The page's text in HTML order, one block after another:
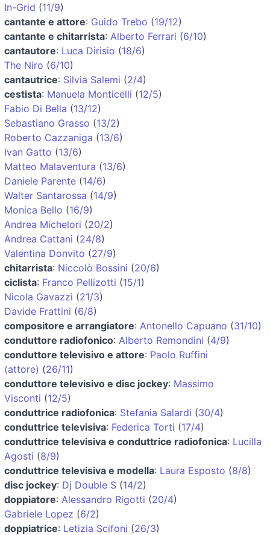
In-Grid (11/9)
cantante e attore: Guido Trebo (19/12)
cantante e chitarrista: Alberto Ferrari (6/10)
cantautore: Luca Dirisio (18/6)
The Niro (6/10)
cantautrice: Silvia Salemi (2/4)
cestista: Manuela Monticelli (12/5)
Fabio Di Bella (13/12)
Sebastiano Grasso (13/2)
Roberto Cazzaniga (13/6)
Ivan Gatto (13/6)
Matteo Malaventura (13/6)
Daniele Parente (14/6)
Walter Santarossa (14/9)
Monica Bello (16/9)
Andrea Michelori (20/2)
Andrea Cattani (24/8)
Valentina Donvito (27/9)
chitarrista: Niccolò Bossini (20/6)
ciclista: Franco Pellizotti (15/1)
Nicola Gavazzi (21/3)
Davide Frattini (6/8)
compositore e arrangiatore: Antonello Capuano (31/10)
conduttore radiofonico: Alberto Remondini (4/9)
conduttore televisivo e attore: Paolo Ruffini
(attore) (26/11)
conduttore televisivo e disc jockey: Massimo
Visconti (12/5)
conduttrice radiofonica: Stefania Salardi (30/4)
conduttrice televisiva: Federica Torti (17/4)
conduttrice televisiva e conduttrice radiofonica: Lucilla
Agosti (8/9)
conduttrice televisiva e modella: Laura Esposto (8/8)
disc jockey: Dj Double S (14/2)
doppiatore: Alessandro Rigotti (20/4)
Gabriele Lopez (6/2)
doppiatrice: Letizia Scifoni (26/3)